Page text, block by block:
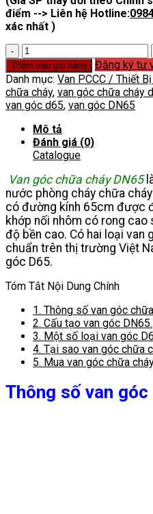
điểm --> Liên hệ Hotline:
xác nhất )
Van
Góc
Chữa
Cháy
DN65
số
lượng
Thêm vào giỏ hàng
Đăng ký tư
Danh mục: Van PCCC / Thiết
chữa cháy, van góc chữa cháy
van góc d65, van góc DN65
Mô tả
Đánh giá (0)
Catalogue
Van góc chữa cháy DN65
nước phòng cháy chữa
có đường kính 65cm được
khớp nối nhôm có rong
độ bền cao. Có hai loại
chuẩn trên thị trường Việt
góc D65.
Tóm Tắt Nội Dung Chính
1. Thông số van góc
2. Cấu tạo van góc DN65.
3. Một số loại van góc
4. Tại sao van góc chữa
5. Mua van góc chữa
Thông số van